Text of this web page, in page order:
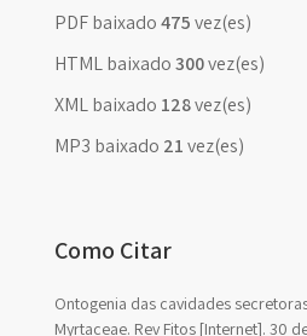
PDF baixado475vez(es)
HTML baixado300vez(es)
XML baixado 128vez(es)
MP3 baixado 21vez(es)
Como Citar
Ontogenia das cavidades
Myrtaceae. Rev Fitos [Internet]. 30